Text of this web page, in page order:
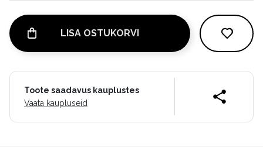
LISA OSTUKORVI
Toote saadavus kauplustes
Vaata kaupluseid